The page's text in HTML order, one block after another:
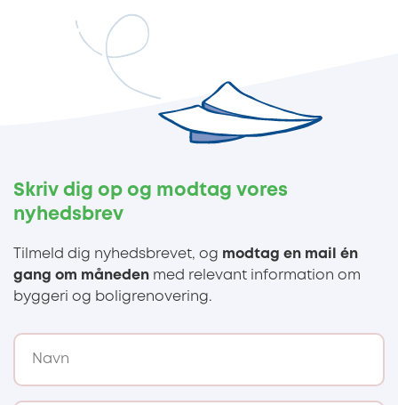
Skriv dig op og modtag vores
nyhedsbrev
Tilmeld dig nyhedsbrevet, og modtag en mail én
gang om måneden med relevant information om
byggeri og boligrenovering.